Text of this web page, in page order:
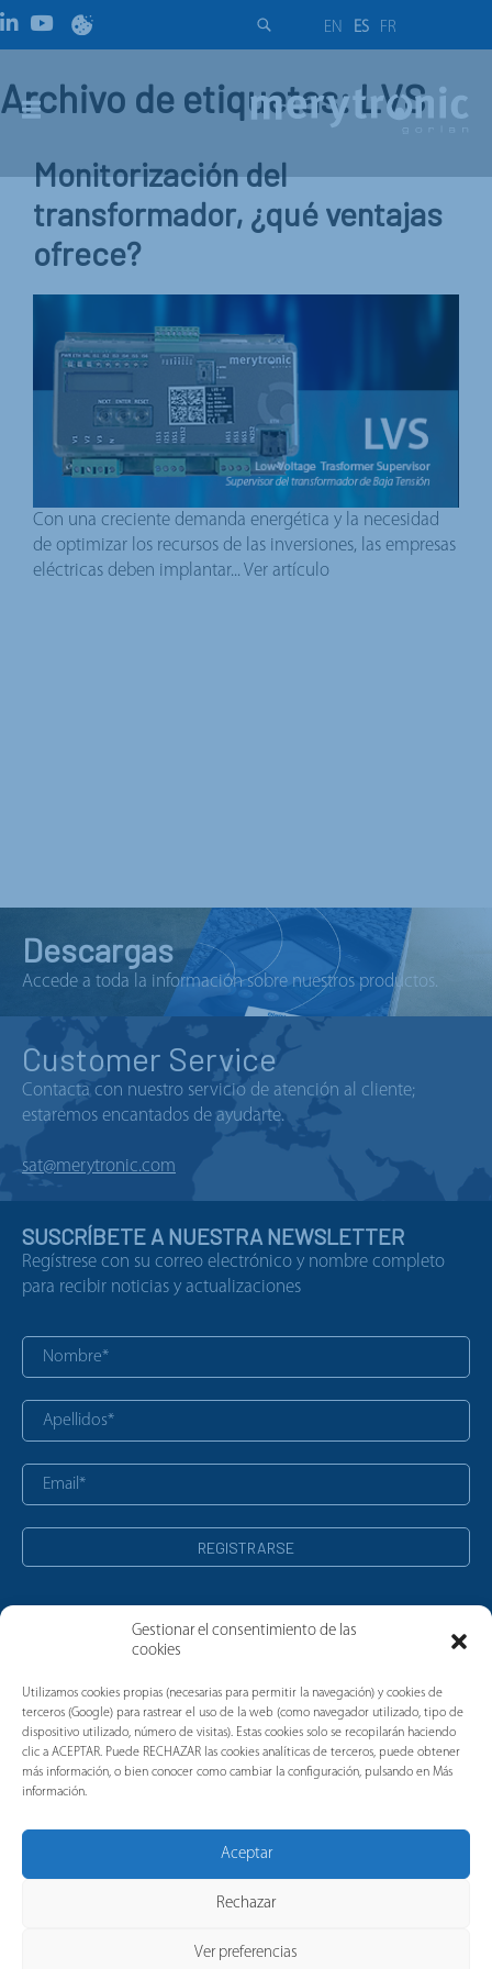
Gestionar el consentimiento de las
cookies
Utilizamos cookies propias (necesarias para permitir la navegación) y cookies de
terceros (Google) para rastrear el uso de la web (como navegador utilizado, tipo de
dispositivo utilizado, número de visitas). Estas cookies solo se recopilarán haciendo
clic a ACEPTAR. Puede RECHAZAR las cookies analíticas de terceros, puede obtener
más información, o bien conocer como cambiar la configuración, pulsando en Más
información.
Aceptar
Rechazar
Ver preferencias
EN ES FR
Archivo de etiquetas: LVS
Monitorización del
transformador, ¿qué ventajas
ofrece?
Con una creciente demanda energética y la necesidad
de optimizar los recursos de las inversiones, las empresas
eléctricas deben implantar... Ver artículo
Descargas
Accede a toda la información sobre nuestros productos.
Customer Service
Contacta con nuestro servicio de atención al cliente;
estaremos encantados de ayudarte.
sat@merytronic.com
SUSCRÍBETE A NUESTRA NEWSLETTER
Regístrese con su correo electrónico y nombre completo
para recibir noticias y actualizaciones
Noticias